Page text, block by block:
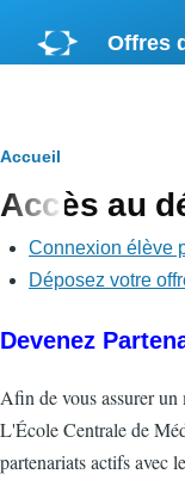
Offres
Fil
d'Ariane
Accueil
Accès au
<none>
Connexion élève
Déposez votre
Devenez
Afin de vous assurer
L'École Centrale de
partenariats actifs avec